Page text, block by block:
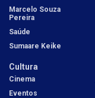
Marcelo Souza
Pereira
Saúde
Sumaare Keike
Cultura
Cinema
Eventos